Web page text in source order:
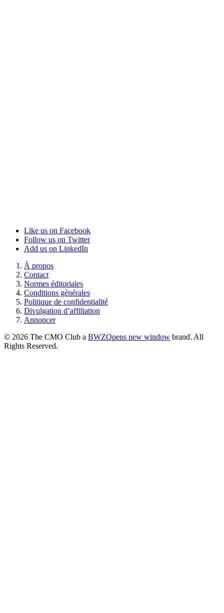
Like us on Facebook
Follow us on Twitter
Add us on LinkedIn
À propos
Contact
Normes éditoriales
Conditions générales
Politique de confidentialité
Divulgation d’affiliation
Annoncer
© 2026 The CMO Club a BWZOpens new window brand. All
Rights Reserved.